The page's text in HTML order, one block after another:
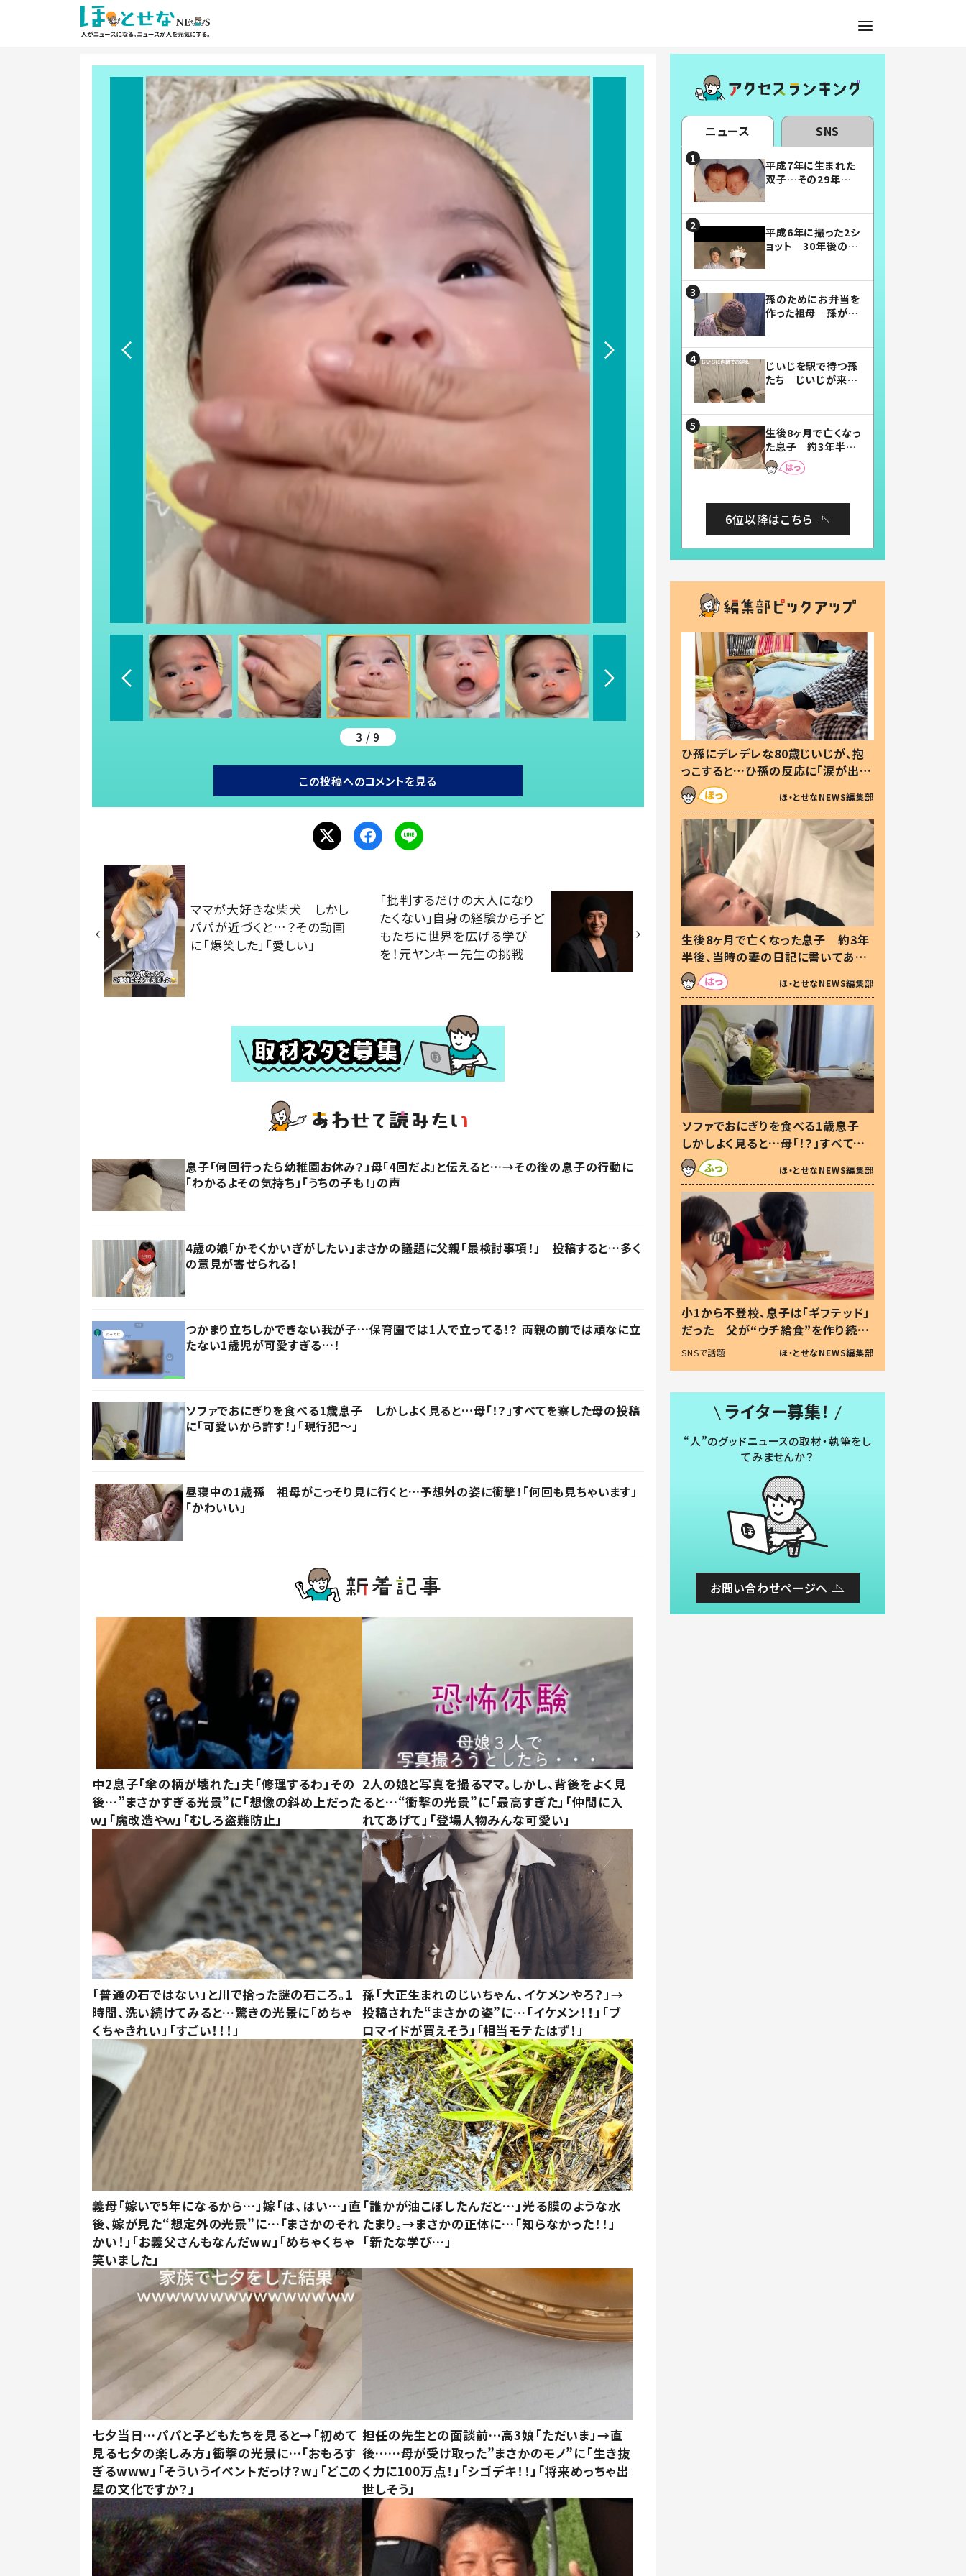
3 / 9
この投稿へのコメントを見る
ママが大好きな柴犬 しかし
パパが近づくと…？その動画
に「爆笑した」「愛しい」
「批判するだけの大人になり
たくない」自身の経験から子ど
もたちに世界を広げる学び
を！元ヤンキー先生の挑戦
息子「何回行ったら幼稚園お休み？」母「4回だよ」と伝えると…→その後の息子の行動に
「わかるよその気持ち」「うちの子も！」の声
4歳の娘「かぞくかいぎがしたい」まさかの議題に父親「最検討事項！」 投稿すると…多く
の意見が寄せられる！
つかまり立ちしかできない我が子…保育園では1人で立ってる！？ 両親の前では頑なに立
たない1歳児が可愛すぎる…！
ソファでおにぎりを食べる1歳息子 しかしよく見ると…母「！？」すべてを察した母の投稿
に「可愛いから許す！」「現行犯〜」
昼寝中の1歳孫 祖母がこっそり見に行くと…予想外の姿に衝撃！「何回も見ちゃいます」
「かわいい」
中2息子「傘の柄が壊れた」夫「修理するわ」その
後…”まさかすぎる光景”に「想像の斜め上だった
ｗ」「魔改造やｗ」「むしろ盗難防止」
2人の娘と写真を撮るママ。しかし、背後をよく見
ると…“衝撃の光景”に「最高すぎた」「仲間に入
れてあげて」「登場人物みんな可愛い」
「普通の石ではない」と川で拾った謎の石ころ。1
時間、洗い続けてみると…驚きの光景に「めちゃ
くちゃきれい」「すごい！！！」
孫「大正生まれのじいちゃん、イケメンやろ？」→
投稿された“まさかの姿”に…「イケメン！！」「ブ
ロマイドが買えそう」「相当モテたはず！」
義母「嫁いで5年になるから…」嫁「は、はい…」直
後、嫁が見た“想定外の光景”に…「まさかのそれ
かい！」「お義父さんもなんだww」「めちゃくちゃ
笑いました」
「誰かが油こぼしたんだと…」光る膜のような水
たまり。→まさかの正体に…「知らなかった！！」
「新たな学び…」
七夕当日…パパと子どもたちを見ると→「初めて
見る七夕の楽しみ方」衝撃の光景に…「おもろす
ぎるwww」「そういうイベントだっけ？w」「どこの
星の文化ですか？」
担任の先生との面談前…高3娘「ただいま」→直
後……母が受け取った”まさかのモノ”に「生き抜
く力に100万点！」「シゴデキ！！」「将来めっちゃ出
世しそう」
ニュース SNS
平成7年に生まれた
双子…その29年後
平成6年に撮った2シ
ョット 30年後の姿
孫のためにお弁当を
作った祖母 孫が絶
じいじを駅で待つ孫
たち じいじが来た
まらない」「幸せにな
れる」
生後8ヶ月で亡くなっ
た息子 約3年半
後、当時の妻の日記
に書いてあった本音
6位以降はこちら
ひ孫にデレデレな80歳じいじが、抱
っこすると…ひ孫の反応に「涙が出ま
した」「可愛くて仕方ない」
ほ・とせなNEWS編集部
生後8ヶ月で亡くなった息子 約3年
半後、当時の妻の日記に書いてあっ
た本音とは
ほ・とせなNEWS編集部
ソファでおにぎりを食べる1歳息子
しかしよく見ると…母「！？」すべてを
察した母の投稿に「可愛いから許
す！」「現行犯〜」
ほ・とせなNEWS編集部
小1から不登校、息子は「ギフテッド」
だった 父が“ウチ給食”を作り続け
る理由とは #令和の親 #令和の子
SNSで話題 ほ・とせなNEWS編集部
ライター募集！
“人”のグッドニュースの取材・執筆をし
てみませんか？
お問い合わせページへ